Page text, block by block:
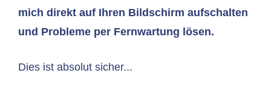
mich direkt auf Ihren Bildschirm aufschalten
und Probleme per Fernwartung lösen.
Dies ist absolut sicher...